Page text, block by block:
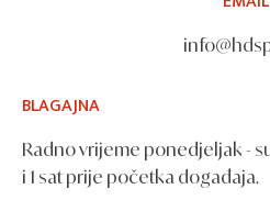
BLAGAJNA
Radno vrijeme ponedjeljak -
i 1 sat prije početka događaja.